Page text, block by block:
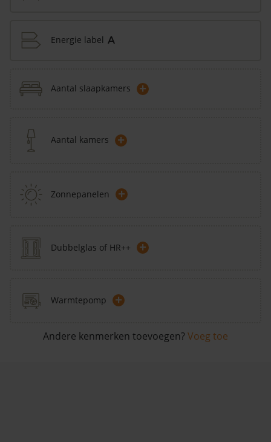
Energie label A
Aantal slaapkamers +
Aantal kamers +
Zonnepanelen +
Dubbelglas of HR++ +
Warmtepomp +
Andere kenmerken toevoegen? Voeg toe